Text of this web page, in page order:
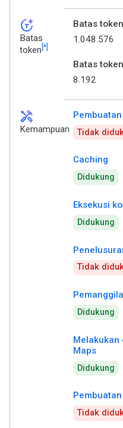
token_auto
Batas
token [*]
Batas
1.048.576
Batas
8.192
handyman
Kemampuan Tidak
Caching
Didukung
Eksekusi
Didukung
Tidak
Didukung
Melakukan
Maps
Didukung
Tidak